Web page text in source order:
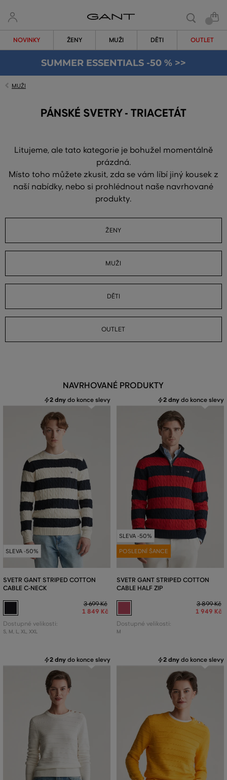
NOVINKY ŽENY MUŽI DĚTI OUTLET
SUMMER ESSENTIALS -50 % >>
MUŽI
PÁNSKÉ SVETRY - TRIACETÁT
Litujeme, ale tato kategorie je bohužel momentálně
prázdná.
Místo toho můžete zkusit, zda se vám líbí jiný kousek z
naší nabídky, nebo si prohlédnout naše navrhované
produkty.
ŽENY
MUŽI
DĚTI
OUTLET
NAVRHOVANÉ PRODUKTY
2 dny do konce slevy
SLEVA -50%
SVETR GANT STRIPED COTTON
CABLE C-NECK
3 699 Kč
1 849 Kč
Dostupné velikosti:
S, M, L, XL, XXL
2 dny do konce slevy
SLEVA -50%
POSLEDNÍ ŠANCE
SVETR GANT STRIPED COTTON
CABLE HALF ZIP
3 899 Kč
1 949 Kč
Dostupné velikosti:
M
2 dny do konce slevy 2 dny do konce slevy